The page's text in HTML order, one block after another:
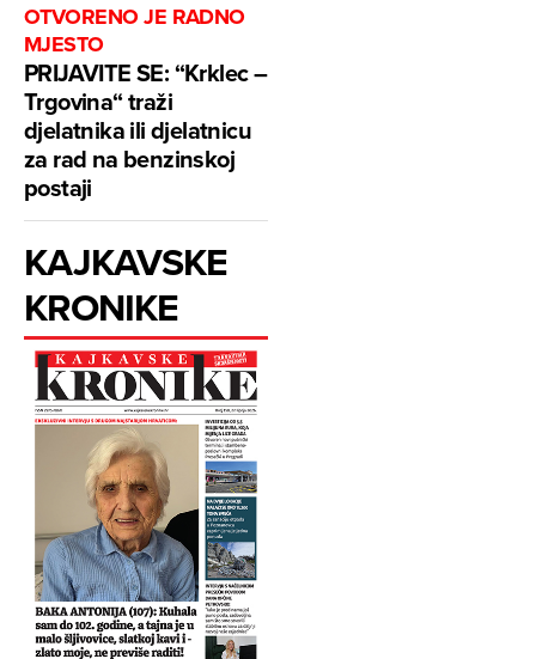
OTVORENO JE RADNO
MJESTO
PRIJAVITE SE: “Krklec –
Trgovina“ traži
djelatnika ili djelatnicu
za rad na benzinskoj
postaji
KAJKAVSKE
KRONIKE